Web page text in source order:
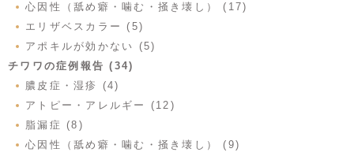
心因性（舐め癖・噛む・掻き壊し） (17)
エリザベスカラー (5)
アポキルが効かない (5)
チワワの症例報告 (34)
膿皮症・湿疹 (4)
アトピー・アレルギー (12)
脂漏症 (8)
心因性（舐め癖・噛む・掻き壊し） (9)